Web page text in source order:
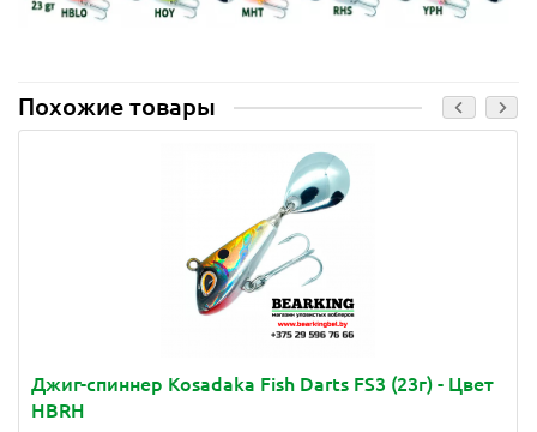
Похожие товары
Джиг-спиннер Kosadaka Fish Darts FS3 (23г) - Цвет
HBRH